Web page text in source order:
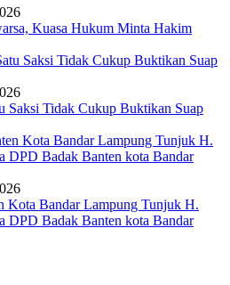
Kuasa Hukum Minta Hakim
Saksi Tidak Cukup Buktikan Suap
Kota Bandar Lampung Tunjuk H.
DPD Badak Banten kota Bandar